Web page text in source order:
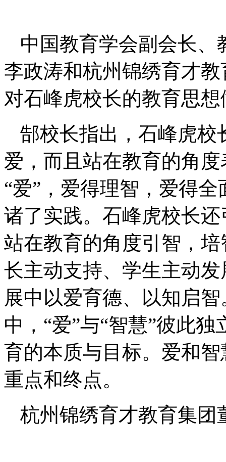
中国教育学会副会长
李政涛和杭州锦绣育才
对石峰虎校长的教育思
郜校长指出，石峰虎
爱，而且站在教育的角
“爱”，爱得理智，爱得
诸了实践。石峰虎校长
站在教育的角度引智，
长主动支持、学生主动
展中以爱育德、以知启
中，“爱”与“智慧”彼此
育的本质与目标。爱和
重点和终点。
杭州锦绣育才教育集团